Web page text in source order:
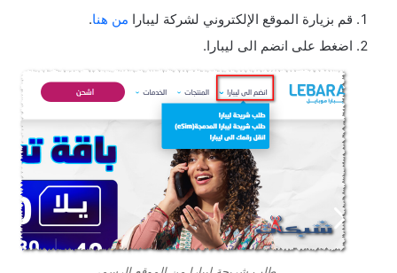
قم بزيارة الموقع الإلكتروني لشركة ليبارا من هنا.
اضغط على انضم الى ليبارا.